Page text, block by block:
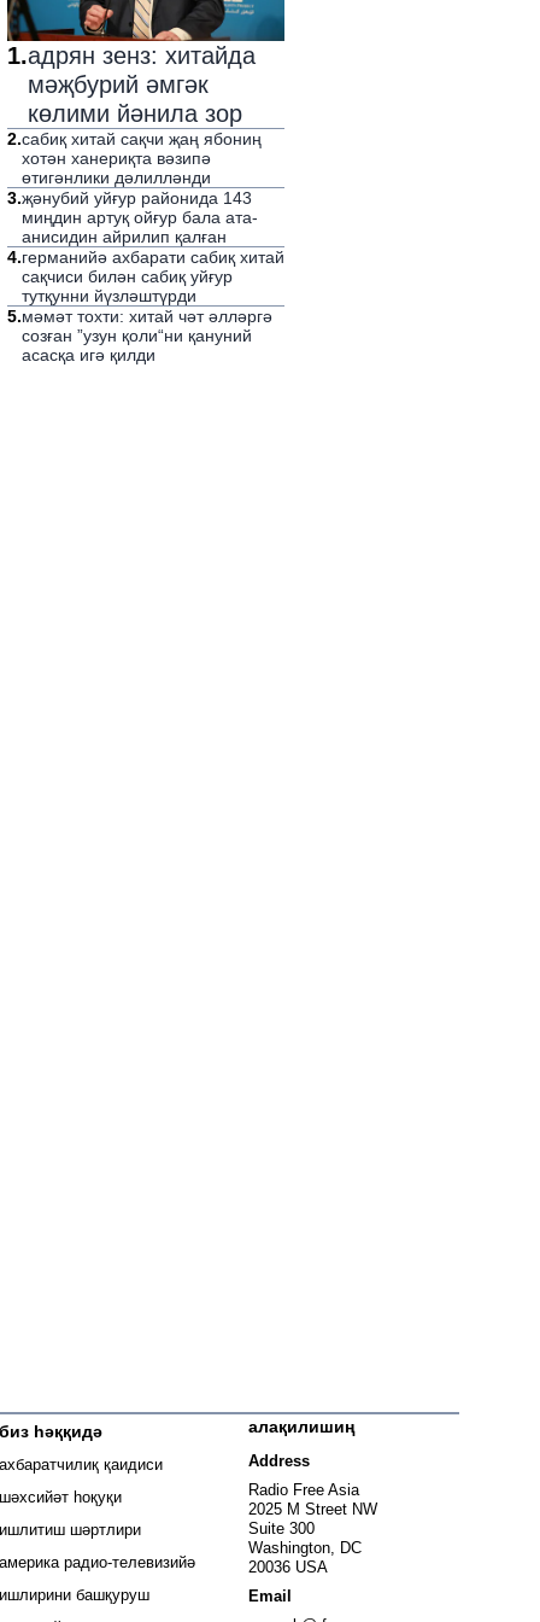
1.адрян зенз: хитайда
мәҗбурий әмгәк
көлими йәнила зор
2.сабиқ хитай сақчи җаң ябониң
хотән ханериқта вәзипә
өтигәнлики дәлилләнди
3.җәнубий уйғур районида 143
миңдин артуқ ойғур бала ата-
анисидин айрилип қалған
4.германийә ахбарати сабиқ хитай
сақчиси билән сабиқ уйғур
тутқунни йүзләштүрди
5.мәмәт тохти: хитай чәт әлләргә
созған ”узун қоли“ни қануний
асасқа игә қилди
биз һәққидә
ахбаратчилиқ қаидиси
шәхсийәт һоқуқи
ишлитиш шәртлири
америка радио-телевизийә
ишлирини башқуруш
алақилишиң
Address
Radio Free Asia
2025 M Street NW
Suite 300
Washington, DC
20036 USA
Email